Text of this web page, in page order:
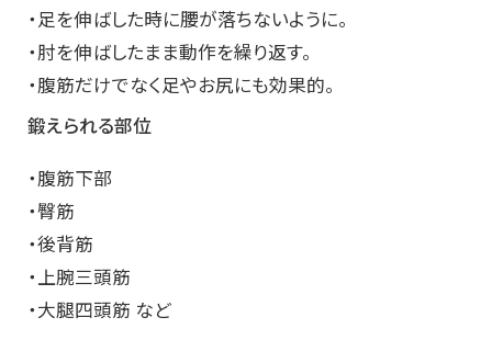
・足を伸ばした時に腰が落ちないように。
・肘を伸ばしたまま動作を繰り返す。
・腹筋だけでなく足やお尻にも効果的。
鍛えられる部位
・腹筋下部
・臀筋
・後背筋
・上腕三頭筋
・大腿四頭筋 など